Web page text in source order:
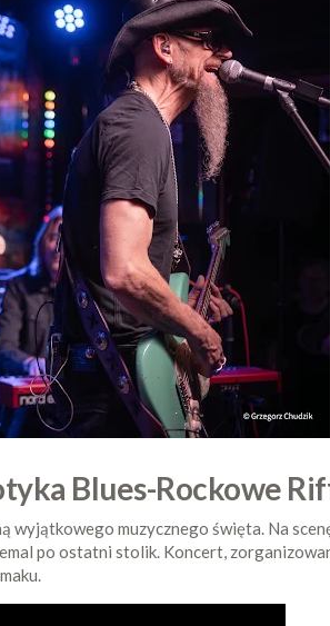
Blues-Rockowe
wyjątkowego muzycznego święta. Na
po ostatni stolik. Koncert,